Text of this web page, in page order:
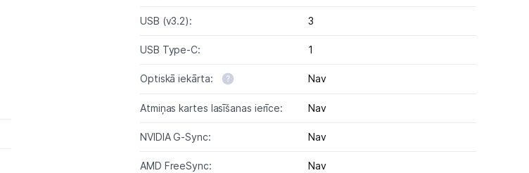
USB (v3.2): 3
USB Type-C: 1
Optiskā iekārta: Nav
Atmiņas kartes lasīšanas ierīce: Nav
NVIDIA G-Sync: Nav
AMD FreeSync: Nav